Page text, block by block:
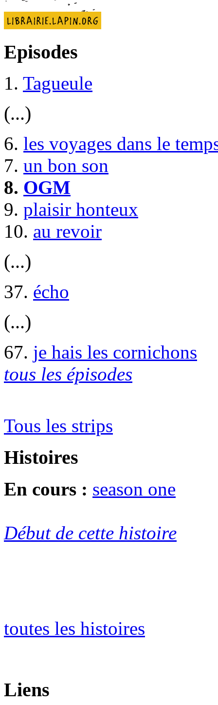
Episodes
1. Tagueule
(...)
6. les voyages dans le
7. un bon son
8. OGM
9. plaisir honteux
10. au revoir
(...)
37. écho
(...)
67. je hais les cornichons
tous les épisodes
Tous les strips
Histoires
En cours : season one
Début de cette histoire
toutes les histoires
Liens